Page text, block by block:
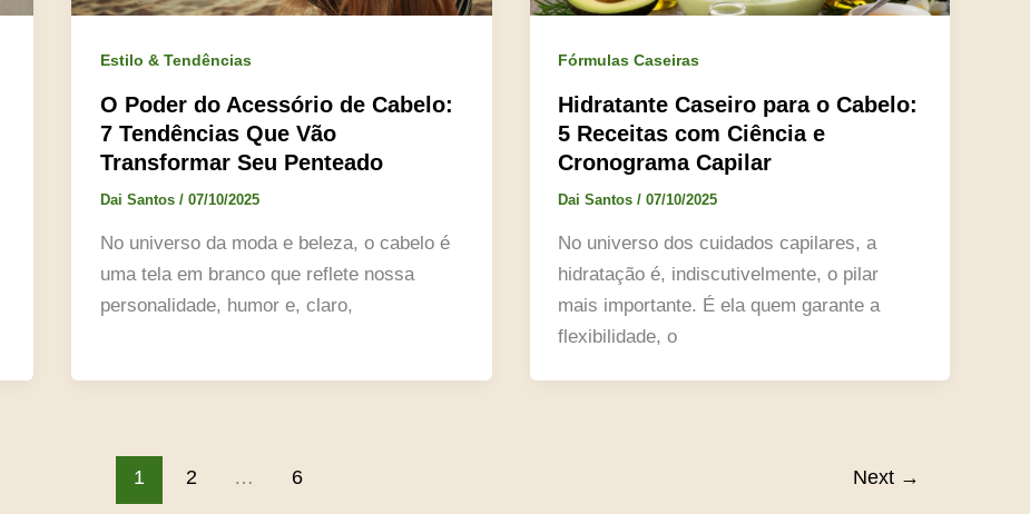
Estilo & Tendências
O Poder do Acessório de Cabelo:
7 Tendências Que Vão
Transformar Seu Penteado
Dai Santos / 07/10/2025
No universo da moda e beleza, o cabelo é
uma tela em branco que reflete nossa
personalidade, humor e, claro,
Fórmulas Caseiras
Hidratante Caseiro para o Cabelo:
5 Receitas com Ciência e
Cronograma Capilar
Dai Santos/07/10/2025
No universo dos cuidados capilares, a
hidratação é, indiscutivelmente, o pilar
mais importante. É ela quem garante a
flexibilidade, o
1 2 … 6 Next →